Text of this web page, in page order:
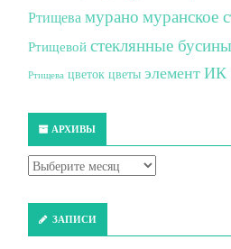
Ртищевамурано муранское
Ртищевой стеклянные бусины
Ртищева цветок цветы элемент ИК
АРХИВЫ
ЗАПИСИ